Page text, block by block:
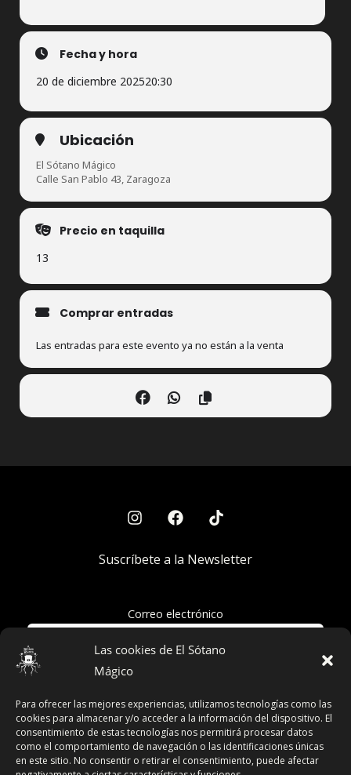
Las cookies de El Sótano
Mágico
Para ofrecer las mejores experiencias, utilizamos tecnologías como las
cookies para almacenar y/o acceder a la información del dispositivo. El
consentimiento de estas tecnologías nos permitirá procesar datos
como el comportamiento de navegación o las identificaciones únicas
en este sitio. No consentir o retirar el consentimiento, puede afectar
Fecha y hora
20 de diciembre 202520:30
Ubicación
El Sótano Mágico
Calle San Pablo 43, Zaragoza
Precio en taquilla
13
Comprar entradas
Las entradas para este evento ya no están a la venta
Suscríbete a la Newsletter
Correo electrónico
Acepto la política de privacidad
Términos y Condiciones